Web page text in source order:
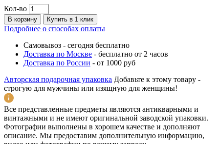
Кол-во
В корзину Купить в 1 клик
Подробнее о способах оплаты
Самовывоз - сегодня бесплатно
Доставка по Москве - бесплатно от 2 часов
Доставка по России - от 1000 руб
Авторская подарочная упаковка Добавьте к этому товару -
строгую для мужчины или изящную для женщины!
Все представленные предметы являются антикварными и
винтажными и не имеют оригинальной заводской упаковки.
Фотографии выполнены в хорошем качестве и дополняют
описание. Мы предоставим дополнительную информацию,